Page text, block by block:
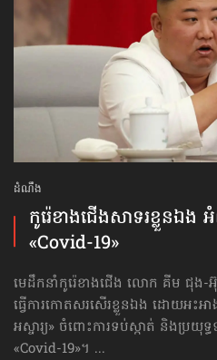
ដំណឹង
កូរ៉េខាងជើងសាទរខ្លួនឯង
«Covid-19»
មេដឹកនាំកូរ៉េខាងជើង លោក គីម ជុង
ធ្វើការ​កោតសរសើរ​ខ្លួនឯង ដោយអះអ
អស្ចារ្យ» ចំពោះការទប់ស្កាត់ និងប្រយុទ្
«Covid-19»។ ...